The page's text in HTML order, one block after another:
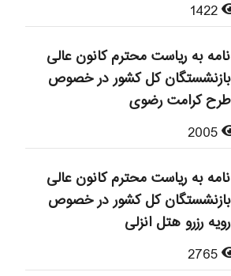
نامه به ریاست محترم کانون عالی
بازنشستگان کل کشور در خصوص
طرح کرامت رضوی
نامه به ریاست محترم کانون عالی
بازنشستگان کل کشور در خصوص
رویه رزرو هتل انزلی